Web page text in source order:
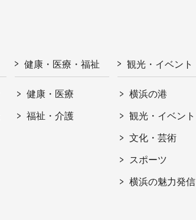
健康・医療・福祉
健康・医療
福祉・介護
観光・イベント
横浜の港
観光・イベント
文化・芸術
スポーツ
横浜の魅力発信